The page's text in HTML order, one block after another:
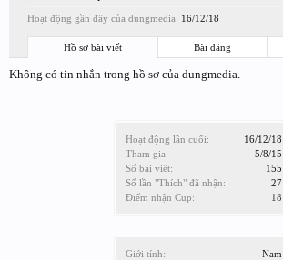
Hoạt động lần cuối:
16/12/18
Tham gia:
5/8/15
Số bài viết:
155
Số lần "Thích" đã nhận:
27
Điểm nhận Cup:
18
Giới tính: Nam
Hoạt động gần đây của dungmedia: 16/12/18
Hồ sơ bài viết Bài đăng
Không có tin nhắn trong hồ sơ của dungmedia.